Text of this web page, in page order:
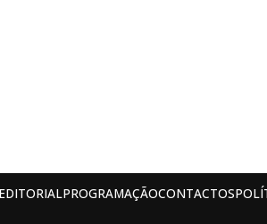
PROGRAMAÇÃOCONTACTOS